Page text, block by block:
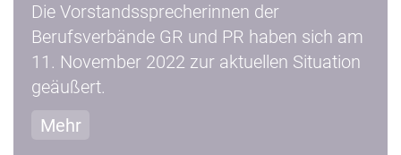
Die Vorstandssprecherinnen der
Berufsverbände GR und PR haben sich am
11. November 2022 zur aktuellen Situation
geäußert.
Mehr